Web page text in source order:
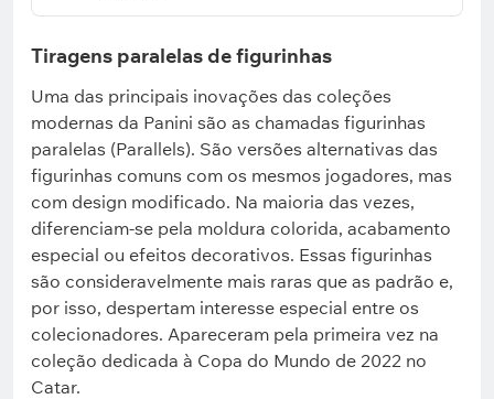
Tiragens paralelas de figurinhas
Uma das principais inovações das coleções
modernas da Panini são as chamadas figurinhas
paralelas (Parallels). São versões alternativas das
figurinhas comuns com os mesmos jogadores, mas
com design modificado. Na maioria das vezes,
diferenciam-se pela moldura colorida, acabamento
especial ou efeitos decorativos. Essas figurinhas
são consideravelmente mais raras que as padrão e,
por isso, despertam interesse especial entre os
colecionadores. Apareceram pela primeira vez na
coleção dedicada à Copa do Mundo de 2022 no
Catar.